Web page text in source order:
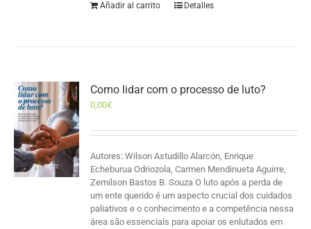
Añadir al carrito Detalles
Como lidar com o processo de luto?
0,00€
Autores: Wilson Astudillo Alarcón, Enrique
Echeburua Odriozola, Carmen Mendinueta Aguirre,
Zemilson Bastos B. Souza O luto após a perda de
um ente querido é um aspecto crucial dos cuidados
paliativos e o conhecimento e a competência nessa
área são essenciais para apoiar os enlutados em